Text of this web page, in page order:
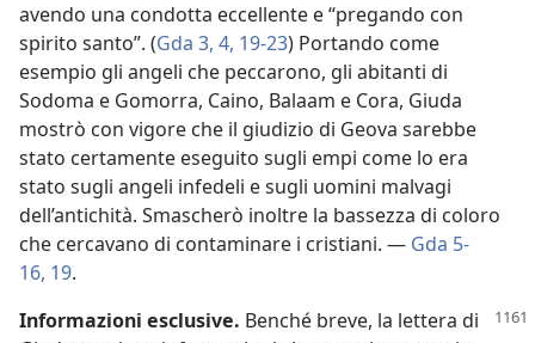
avendo una condotta eccellente e “pregando con
spirito santo”. (Gda 3, 4, 19-23) Portando come
esempio gli angeli che peccarono, gli abitanti di
Sodoma e Gomorra, Caino, Balaam e Cora, Giuda
mostrò con vigore che il giudizio di Geova sarebbe
stato certamente eseguito sugli empi come lo era
stato sugli angeli infedeli e sugli uomini malvagi
dell’antichità. Smascherò inoltre la bassezza di coloro
che cercavano di contaminare i cristiani. — Gda 5-
16, 19.
Informazioni esclusive. Benché breve, la lettera di